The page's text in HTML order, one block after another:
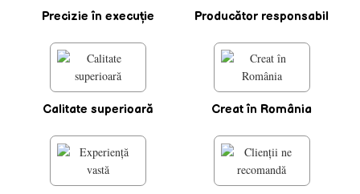
Precizie în execuţie Producător responsabil
Calitate superioară Creat în România